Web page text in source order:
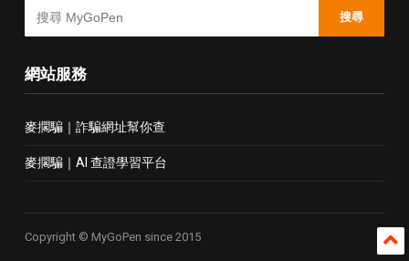
搜尋
網站服務
麥擱騙｜詐騙網址幫你查
麥擱騙｜AI 查證學習平台
Copyright © MyGoPen since 2015